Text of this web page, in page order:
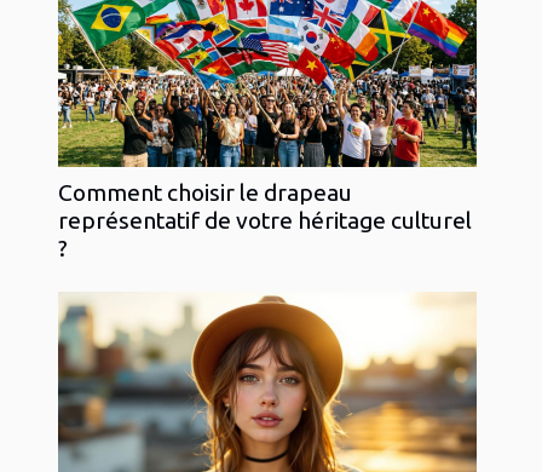
Comment choisir le drapeau
représentatif de votre héritage culturel
?